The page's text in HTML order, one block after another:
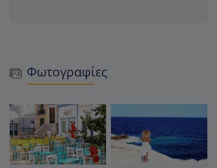
Φωτογραφίες